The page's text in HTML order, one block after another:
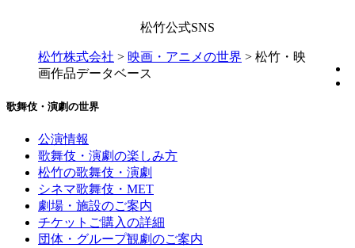
松竹公式SNS
松竹株式会社 > 映画・アニメの世界 > 松竹・映
画作品データベース
歌舞伎・演劇の世界
公演情報
歌舞伎・演劇の楽しみ方
松竹の歌舞伎・演劇
シネマ歌舞伎・MET
劇場・施設のご案内
チケットご購入の詳細
団体・グループ観劇のご案内